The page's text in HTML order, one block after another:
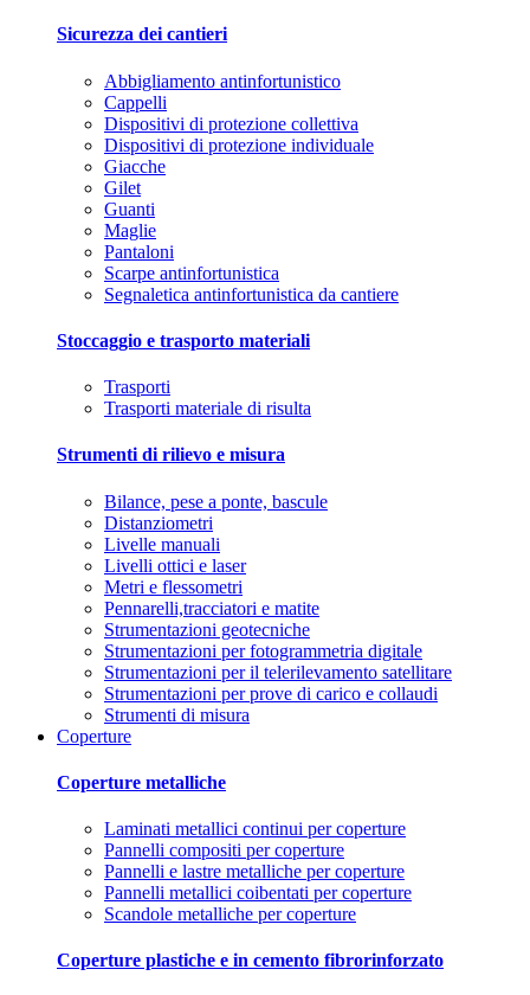
Sicurezza dei cantieri
Abbigliamento antinfortunistico
Cappelli
Dispositivi di protezione collettiva
Dispositivi di protezione individuale
Giacche
Gilet
Guanti
Maglie
Pantaloni
Scarpe antinfortunistica
Segnaletica antinfortunistica da cantiere
Stoccaggio e trasporto materiali
Trasporti
Trasporti materiale di risulta
Strumenti di rilievo e misura
Bilance, pese a ponte, bascule
Distanziometri
Livelle manuali
Livelli ottici e laser
Metri e flessometri
Pennarelli,tracciatori e matite
Strumentazioni geotecniche
Strumentazioni per fotogrammetria digitale
Strumentazioni per il telerilevamento satellitare
Strumentazioni per prove di carico e collaudi
Strumenti di misura
Coperture
Coperture metalliche
Laminati metallici continui per coperture
Pannelli compositi per coperture
Pannelli e lastre metalliche per coperture
Pannelli metallici coibentati per coperture
Scandole metalliche per coperture
Coperture plastiche e in cemento fibrorinforzato